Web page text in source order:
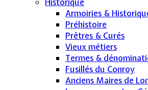
Armoiries &
Préhistoire
Prêtres & Curés
Vieux métiers
Termes &
Fusillés du Conroy
Anciens Maires de